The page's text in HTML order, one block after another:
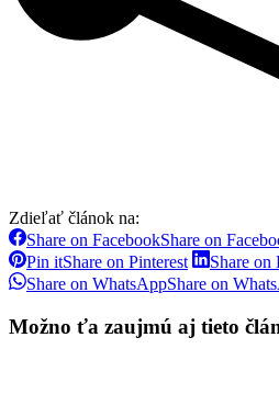
Zdieľať článok na:
Share on FacebookShare on
Pin itShare on Pinterest Share
Share on WhatsAppShare on
Možno ťa zaujmú aj tieto